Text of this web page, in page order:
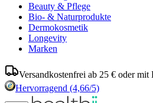
Beauty & Pflege
Bio- & Naturprodukte
Dermokosmetik
Longevity
Marken
Versandkostenfrei ab 25 € oder mit
Hervorragend (4,66/5)